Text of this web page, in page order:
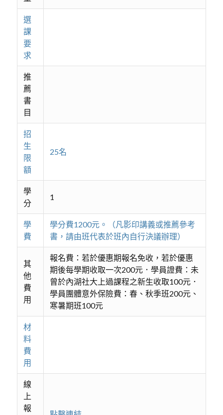
選
課
要
求
推
薦
書
目
招
生
限
額
25名
學
分
1
學
費
學分費1200元。（凡影印講義或推薦參考
書，請由班代表於班內自行決議辦理）
其
他
費
用
報名費：若於優惠期報名免收，若於優惠
期後每學期收取一次200元．學員證費：未
曾於內湖社大上過課程之新生收取100元．
學員團體意外保險費：春、秋季班200元、
寒暑期班100元
材
料
費
用
線
上
報